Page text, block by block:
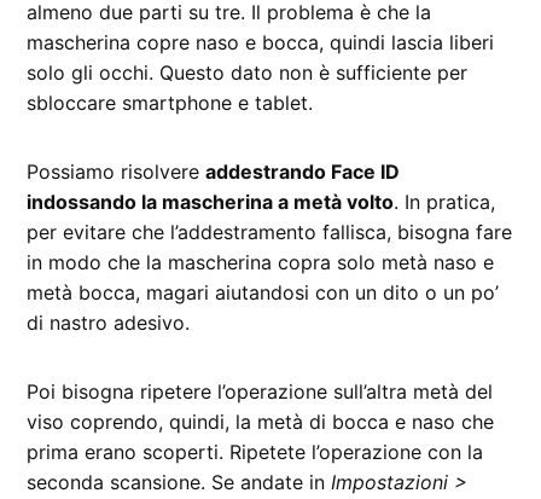
almeno due parti su tre. Il problema è che la
mascherina copre naso e bocca, quindi lascia liberi
solo gli occhi. Questo dato non è sufficiente per
sbloccare smartphone e tablet.
Possiamo risolvereaddestrando Face ID
indossando la mascherina a metà volto. In pratica,
per evitare che l’addestramento fallisca, bisogna fare
in modo che la mascherina copra solo metà naso e
metà bocca, magari aiutandosi con un dito o un po’
di nastro adesivo.
Poi bisogna ripetere l’operazione sull’altra metà del
viso coprendo, quindi, la metà di bocca e naso che
prima erano scoperti. Ripetete l’operazione con la
seconda scansione. Se andate inImpostazioni >